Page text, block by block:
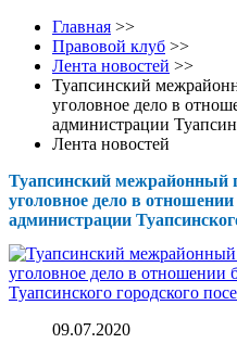
Главная >>
Правовой клуб >>
Лента новостей >>
Туапсинский
уголовное дело в
администрации
Лента новостей
Туапсинский межрайонный
уголовное дело в
администрации
09.07.2020